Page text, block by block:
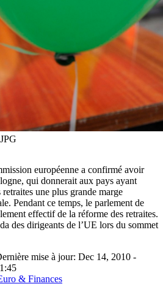
européenne a confirmé avoir
qui donnerait aux pays ayant
une plus grande marge
Pendant ce temps, le parlement de
effectif de la réforme des retraites.
des dirigeants de l’UE lors du sommet
mise à jour: Dec 14, 2010 -
& Finances